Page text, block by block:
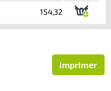
154,32
Imprimer